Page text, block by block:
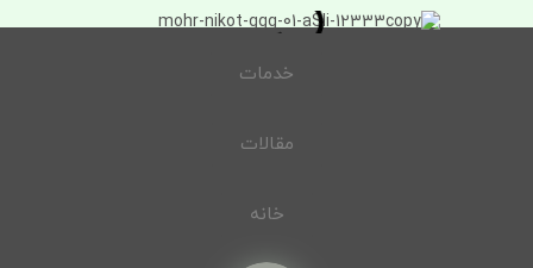
خدمات
مقالات
خانه